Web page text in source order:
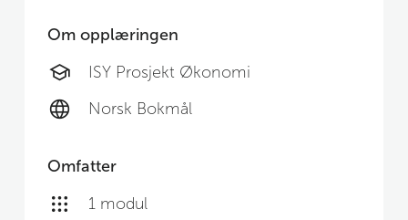
Om opplæringen
ISY Prosjekt Økonomi
Norsk Bokmål
Omfatter
1 modul